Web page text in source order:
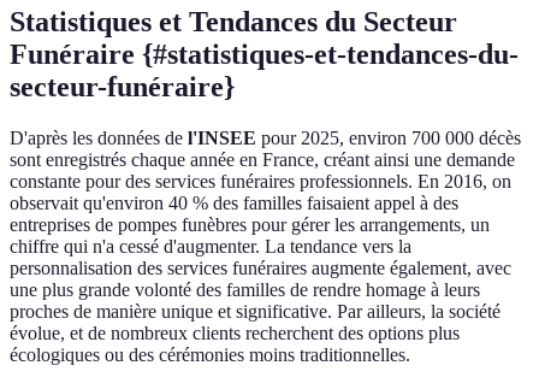
Statistiques et Tendances du Secteur
Funéraire {#statistiques-et-tendances-du-
secteur-funéraire}
D'après les données de l'INSEE pour 2025, environ 700 000 décès
sont enregistrés chaque année en France, créant ainsi une demande
constante pour des services funéraires professionnels. En 2016, on
observait qu'environ 40 % des familles faisaient appel à des
entreprises de pompes funèbres pour gérer les arrangements, un
chiffre qui n'a cessé d'augmenter. La tendance vers la
personnalisation des services funéraires augmente également, avec
une plus grande volonté des familles de rendre homage à leurs
proches de manière unique et significative. Par ailleurs, la société
évolue, et de nombreux clients recherchent des options plus
écologiques ou des cérémonies moins traditionnelles.